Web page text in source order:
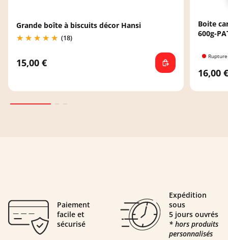
Grande boîte à biscuits décor Hansi
(18)
15,00 €
Boite
600g-
16,00 €
Paiement
facile et
sécurisé
Expédition
sous
5 jours ouvrés
* hors produits
personnalisés